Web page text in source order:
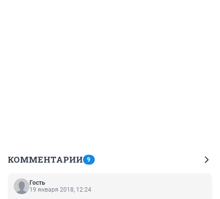
КОММЕНТАРИИ 9
Гость
19 января 2018, 12:24